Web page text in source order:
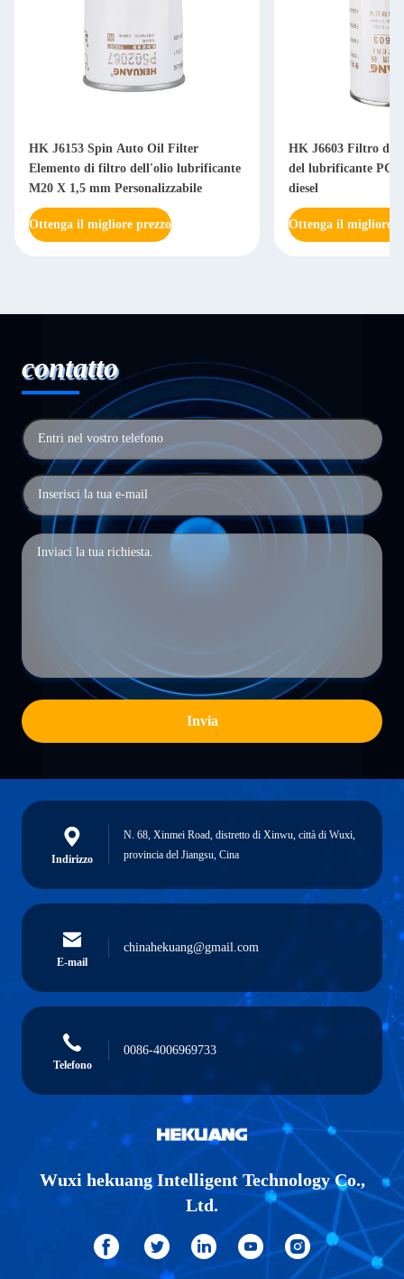
HK J6153 Spin Auto Oil Filter
Elemento di filtro dell'olio lubrificante
M20 X 1,5 mm Personalizzabile
Ottenga il migliore prezzo
HK J6603 Filtro
del lubrificante
diesel
Ottenga il migliore
contatto
Invia
Indirizzo
N. 68, Xinmei Road, distretto di Xinwu, città di Wuxi,
provincia del Jiangsu, Cina
E-mail
chinahekuang@gmail.com
Telefono
0086-4006969733
Wuxi hekuang Intelligent Technology Co.,
Ltd.